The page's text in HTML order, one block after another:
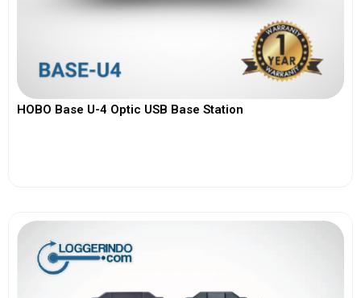
HOBO Base U-4 Optic USB Base Station